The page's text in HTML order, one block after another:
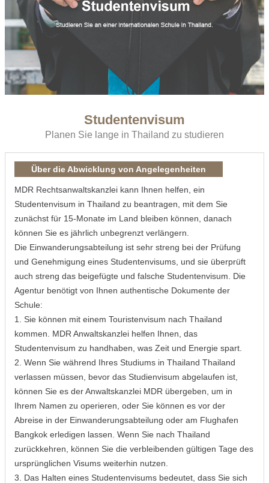
Studentenvisum
Planen Sie lange in Thailand zu studieren
Über die Abwicklung von Angelegenheiten
MDR Rechtsanwaltskanzlei kann Ihnen helfen, ein
Studentenvisum in Thailand zu beantragen, mit dem Sie
zunächst für 15-Monate im Land bleiben können, danach
können Sie es jährlich unbegrenzt verlängern.
Die Einwanderungsabteilung ist sehr streng bei der Prüfung
und Genehmigung eines Studentenvisums, und sie überprüft
auch streng das beigefügte und falsche Studentenvisum. Die
Agentur benötigt von Ihnen authentische Dokumente der
Schule:
1. Sie können mit einem Touristenvisum nach Thailand
kommen. MDR Anwaltskanzlei helfen Ihnen, das
Studentenvisum zu handhaben, was Zeit und Energie spart.
2. Wenn Sie während Ihres Studiums in Thailand Thailand
verlassen müssen, bevor das Studienvisum abgelaufen ist,
können Sie es der Anwaltskanzlei MDR übergeben, um in
Ihrem Namen zu operieren, oder Sie können es vor der
Abreise in der Einwanderungsabteilung oder am Flughafen
Bangkok erledigen lassen. Wenn Sie nach Thailand
zurückkehren, können Sie die verbleibenden gültigen Tage des
ursprünglichen Visums weiterhin nutzen.
3. Das Halten eines Studentenvisums bedeutet, dass Sie sich